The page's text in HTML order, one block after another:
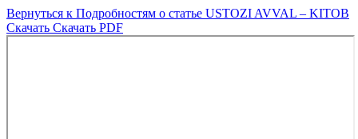
Вернуться к Подробностям о статье USTOZI AVVAL – KITOB
Скачать Скачать PDF